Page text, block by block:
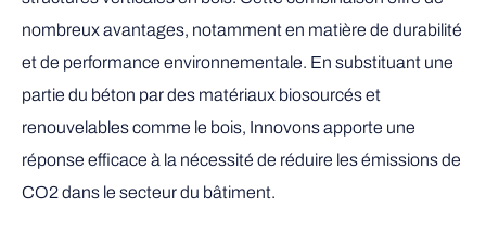
nombreux avantages, notamment en matière de durabilité
et de performance environnementale. En substituant une
partie du béton par des matériaux biosourcés et
renouvelables comme le bois, Innovons apporte une
réponse efficace à la nécessité de réduire les émissions de
CO2 dans le secteur du bâtiment.